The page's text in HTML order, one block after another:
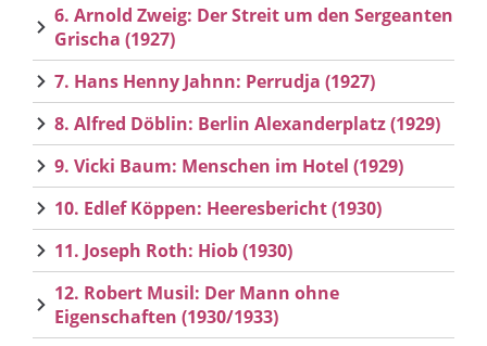
6. Arnold Zweig: Der Streit um den Sergeanten
Grischa (1927)
7. Hans Henny Jahnn: Perrudja (1927)
8. Alfred Döblin: Berlin Alexanderplatz (1929)
9. Vicki Baum: Menschen im Hotel (1929)
10. Edlef Köppen: Heeresbericht (1930)
11. Joseph Roth: Hiob (1930)
12. Robert Musil: Der Mann ohne
Eigenschaften (1930/1933)